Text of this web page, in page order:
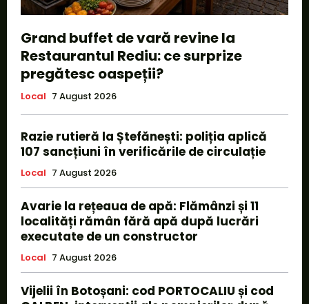
Grand buffet de vară revine la
Restaurantul Rediu: ce surprize
pregătesc oaspeții?
Local 7 August 2026
Razie rutieră la Ștefănești: poliția aplică
107 sancțiuni în verificările de circulație
Local 7 August 2026
Avarie la rețeaua de apă: Flămânzi și 11
localități rămân fără apă după lucrări
executate de un constructor
Local 7 August 2026
Vijelii în Botoșani: cod PORTOCALIU și cod